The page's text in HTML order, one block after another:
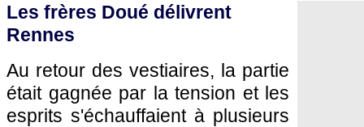
Les frères Doué délivrent
Rennes
Au retour des vestiaires, la partie
était gagnée par la tension et les
esprits s'échauffaient à plusieurs